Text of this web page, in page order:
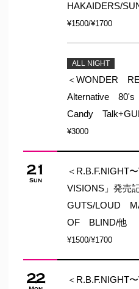
HAKAIDERS/
¥1500/¥1700
ALL NIGHT
＜WONDER
Alternative 80's
Candy
¥3000
21
Sun
＜
VISIONS」発売
GUTS/LOUD
OF BLIND/他
¥1500/¥1700
22
＜